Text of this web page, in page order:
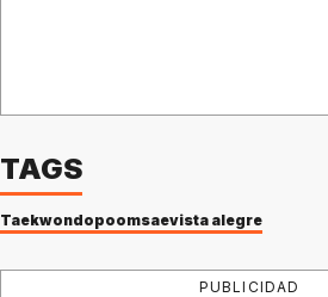
TAGS
Taekwondopoomsaevista alegre
PUBLICIDAD